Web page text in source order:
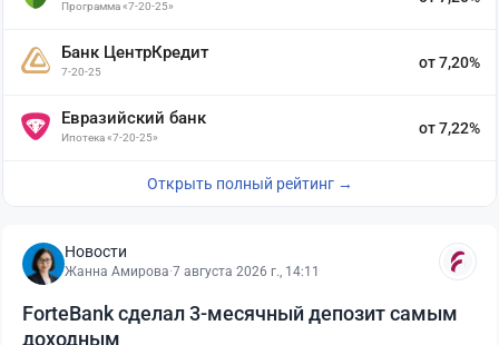
Программа «7-20-25»
Банк ЦентрКредит
7-20-25
от 7,20%
Евразийский банк
Ипотека «7-20-25»
от 7,22%
Открыть полный рейтинг →
Новости
Жанна Амирова·7 августа 2026 г., 14:11
ForteBank сделал 3-месячный депозит самым
доходным